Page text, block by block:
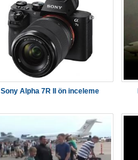
Sony Alpha 7R II ön inceleme